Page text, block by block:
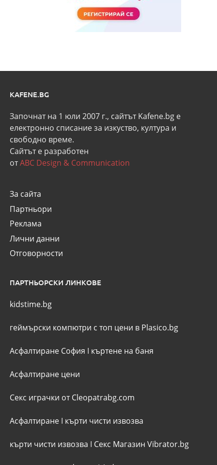
KAFENE.BG
Започнат на 1 юли 2007 г., сайтът Kafene.bg e
eлектронно списание за изкуство, култура и
свободно време.
Сайтът е разработен
отABC Design & Communication
За сайта
Партньори
Реклама
Лични данни
Отговорности
ПАРТНЬОРСКИ ЛИНКОВЕ
kidstime.bg
геймърски компютри с топ цени в Plasico.bg
Асфалтиране София I къртене на баня
Асфалтиране цени
Секс играчки от Cleopatrabg.com
Асфалтиране I кърти чисти извозва
кърти чисти извозва I Секс Магазин Vibrator.bg